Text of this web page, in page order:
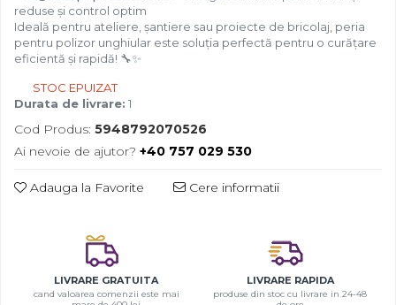
reduse și control optim
Ideală pentru ateliere, șantiere sau proiecte de bricolaj, peria
pentru polizor unghiular este soluția perfectă pentru o curățare
eficientă și rapidă! 🔧✨
STOC EPUIZAT
Durata de livrare: 1
Cod Produs: 5948792070526
Ai nevoie de ajutor? +40 757 029 530
Adauga la Favorite Cere informatii
LIVRARE GRATUITA
cand valoarea comenzii este mai
LIVRARE RAPIDA
produse din stoc cu livrare in 24-48